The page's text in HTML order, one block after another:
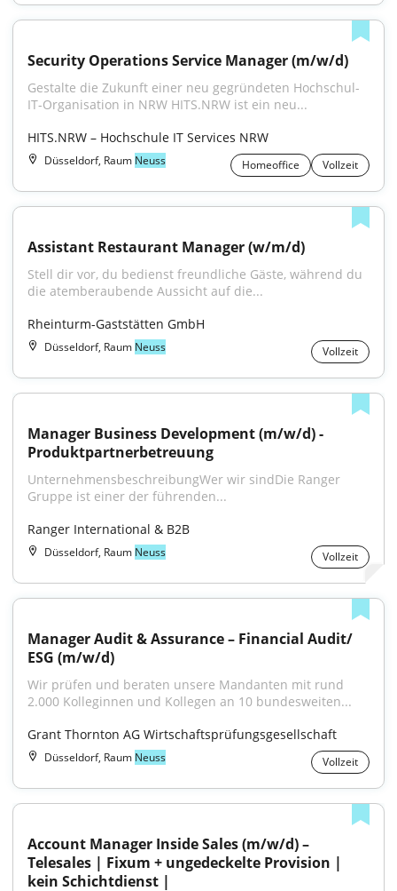
Security Operations Service Manager (m/w/d)
Gestalte die Zukunft einer neu gegründeten Hochschul-
IT-Organisation in NRW HITS.NRW ist ein neu...
HITS.NRW – Hochschule IT Services NRW
Düsseldorf, Raum Neuss Homeoffice Vollzeit
Assistant Restaurant Manager (w/m/d)
Stell dir vor, du bedienst freundliche Gäste, während du
die atemberaubende Aussicht auf die...
Rheinturm-Gaststätten GmbH
Düsseldorf, Raum Neuss Vollzeit
Manager Business Development (m/w/d) -
Produktpartnerbetreuung
UnternehmensbeschreibungWer wir sindDie Ranger
Gruppe ist einer der führenden...
Ranger International & B2B
Düsseldorf, Raum Neuss Vollzeit
Manager Audit & Assurance – Financial Audit/
ESG (m/w/d)
Wir prüfen und beraten unsere Mandanten mit rund
2.000 Kolleginnen und Kollegen an 10 bundesweiten...
Grant Thornton AG Wirtschaftsprüfungsgesellschaft
Düsseldorf, Raum Neuss Vollzeit
Account Manager Inside Sales (m/w/d) –
Telesales | Fixum + ungedeckelte Provision |
kein Schichtdienst |